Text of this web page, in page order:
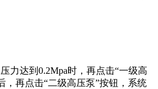
力达到0.2Mpa时，再点击“一级高
，再点击“二级高压泵”按钮，系统